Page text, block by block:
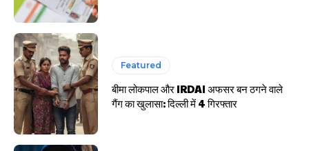
Featured
बीमा लोकपाल और IRDAI अफसर बन ठगने वाले
गैंग का खुलासा: दिल्ली में 4 गिरफ्तार